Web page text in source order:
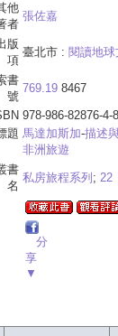
他
者
張佐嘉
版
項
臺北市 : 閱讀地
書
號
769.19 8467
978-986-82876-4-8
題 馬達加斯加-描述
非洲旅遊
書
名
私房旅程系列 ; 22
分
享
▼